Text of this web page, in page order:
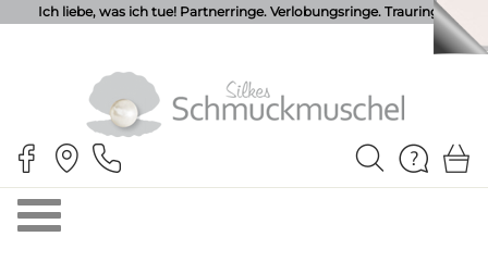
Ich liebe, was ich tue! Partnerringe. Verlobungsringe. Trauringe.